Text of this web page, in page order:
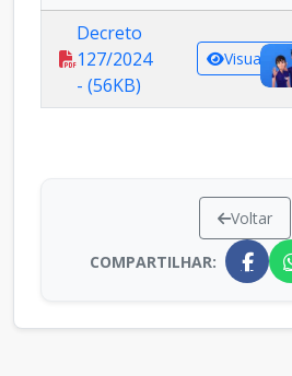
Decreto
127/2024
- (56KB)
Visualizar
Voltar
COMPARTILHAR: